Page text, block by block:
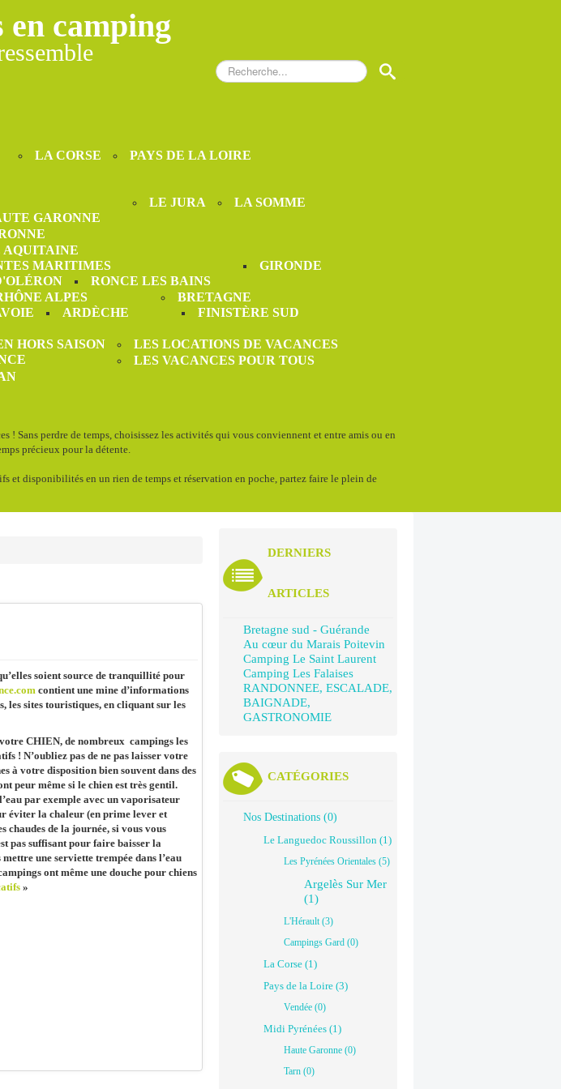
en camping
Rechercher S
LA CORSE PAYS DE LA LOIRE
GARONNE
LE JURA LA SOMME
MARITIMES
RONCE LES BAINS
GIRONDE
ALPES
ARDÈCHE
BRETAGNE
FINISTÈRE SUD
HORS SAISON
LES LOCATIONS DE VACANCES
LES VACANCES POUR TOUS
! Sans perdre de temps, choisissez les activités qui vous conviennent et entre amis ou en
précieux pour la détente.
et disponibilités en un rien de temps et réservation en poche, partez faire le plein de
soient source de tranquillité pour
contient une mine d’informations
les sites touristiques, en cliquant sur les
CHIEN, de nombreux campings les
! N’oubliez pas de ne pas laisser votre
à votre disposition bien souvent dans des
peur même si le chien est très gentil.
par exemple avec un vaporisateur
éviter la chaleur (en prime lever et
chaudes de la journée, si vous vous
pas suffisant pour faire baisser la
une serviette trempée dans l’eau
ont même une douche pour chiens
»
DERNIERS
ARTICLES
Bretagne sud - Guérande
Au cœur du Marais Poitevin
Camping Le Saint Laurent
Camping Les Falaises
RANDONNEE, ESCALADE,
BAIGNADE,
GASTRONOMIE
CATÉGORIES
Nos Destinations (0)
Le Languedoc Roussillon (1)
Les Pyrénées Orientales (5)
Argelès Sur Mer
(1)
L'Hérault (3)
Campings Gard (0)
La Corse (1)
Pays de la Loire (3)
Vendée (0)
Midi Pyrénées (1)
Haute Garonne (0)
Tarn (0)